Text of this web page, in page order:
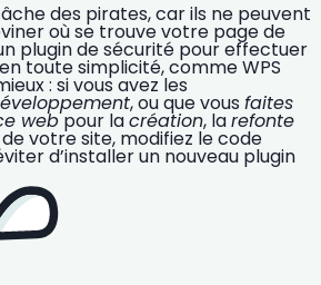
des pirates, car ils ne peuvent
où se trouve votre page de
plugin de sécurité pour effectuer
toute simplicité, comme WPS
: si vous avez les
, ou que vous faites
webpour lacréation, larefonte
de votre site, modifiez le code
d’installer un nouveau plugin